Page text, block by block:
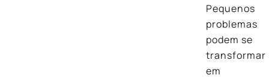
Pequenos
problemas
podem se
transformar
em